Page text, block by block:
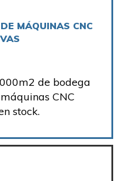
MÁQUINAS CNC
de bodega
CNC
stock.